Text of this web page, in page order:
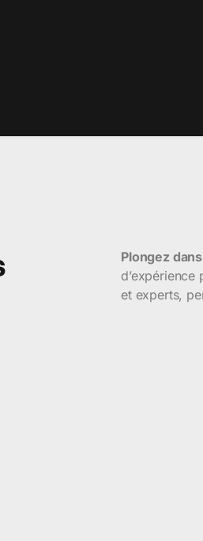
Plongez
et experts,